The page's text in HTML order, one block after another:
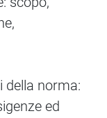
della norma:
ed